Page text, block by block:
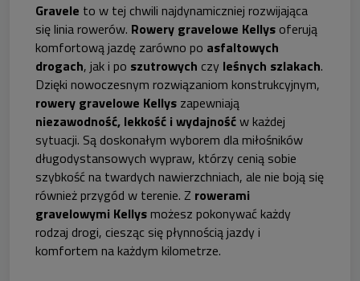
Gravele to w tej chwili najdynamiczniej rozwijająca
się linia rowerów. Rowery gravelowe Kellys oferują
komfortową jazdę zarówno po asfaltowych
drogach, jak i po szutrowych czy leśnych szlakach.
Dzięki nowoczesnym rozwiązaniom konstrukcyjnym,
rowery gravelowe Kellys zapewniają
niezawodność, lekkość i wydajnośćw każdej
sytuacji. Są doskonałym wyborem dla miłośników
długodystansowych wypraw, którzy cenią sobie
szybkość na twardych nawierzchniach, ale nie boją się
również przygód w terenie. Z rowerami
gravelowymi Kellysmożesz pokonywać każdy
rodzaj drogi, ciesząc się płynnością jazdy i
komfortem na każdym kilometrze.